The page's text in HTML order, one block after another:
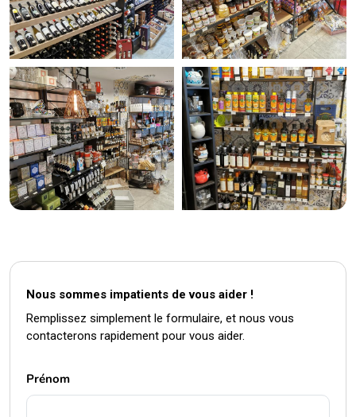
Nous sommes impatients de vous aider !
Remplissez simplement le formulaire, et nous vous
contacterons rapidement pour vous aider.
Prénom